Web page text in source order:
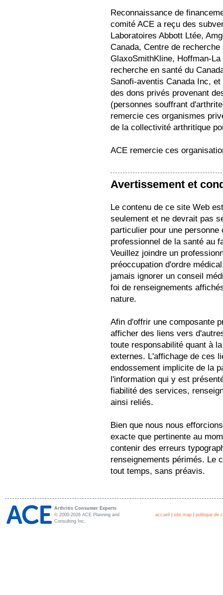
Reconnaissance de
comité ACE a reçu des
Laboratoires Abbott Ltée,
Canada, Centre de
GlaxoSmithKline, Hoffman-
recherche en santé du
Sanofi-aventis Canada Inc,
des dons privés provenant
(personnes souffrant
remercie ces organismes
de la collectivité arthritique
ACE remercie ces
Avertissement et
Le contenu de ce site Web
seulement et ne devrait pas
particulier pour une
professionnel de la santé au
Veuillez joindre un
préoccupation d'ordre
jamais ignorer un conseil
foi de renseignements
nature.
Afin d'offrir une composante
afficher des liens vers
toute responsabilité quant à
externes. L'affichage de ces
endossement implicite de la
l'information qui y est
fiabilité des services,
ainsi reliés.
Bien que nous nous
exacte que pertinente au
contenir des erreurs
renseignements périmés. Le
tout temps, sans préavis.
Arthritis Consumer Experts
© 2000-2026 ACE Planning and
Consulting Inc.
accueil site map politique de